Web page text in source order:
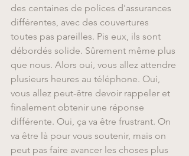
des centaines de polices d'assurances
différentes, avec des couvertures
toutes pas pareilles. Pis eux, ils sont
débordés solide. Sûrement même plus
que nous. Alors oui, vous allez attendre
plusieurs heures au téléphone. Oui,
vous allez peut-être devoir rappeler et
finalement obtenir une réponse
différente. Oui, ça va être frustrant. On
va être là pour vous soutenir, mais on
peut pas faire avancer les choses plus